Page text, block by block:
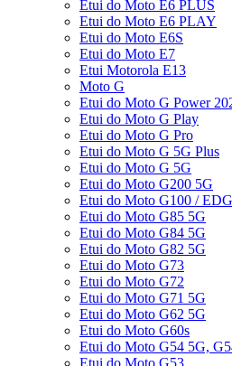
Etui do Moto E6 PLUS
Etui do Moto E6 PLAY
Etui do Moto E6S
Etui do Moto E7
Etui Motorola E13
Moto G
Etui do Moto G Power
Etui do Moto G Play
Etui do Moto G Pro
Etui do Moto G 5G Plus
Etui do Moto G 5G
Etui do Moto G200 5G
Etui do Moto G100 /
Etui do Moto G85 5G
Etui do Moto G84 5G
Etui do Moto G82 5G
Etui do Moto G73
Etui do Moto G72
Etui do Moto G71 5G
Etui do Moto G62 5G
Etui do Moto G60s
Etui do Moto G54 5G,
Etui do Moto G53